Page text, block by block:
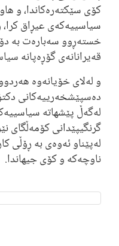
کۆی سێکتەرەکاندا، و
سیاسییەکەی عیڕاق
خستەڕوو سەبارەت بە
قەیرانانەی گۆڕەپانە
و لەلای خۆیانەوە
دەسپێشخەرییەکانی
لەگەڵ پێشهاتە
گرنگیپێدانی کۆمەڵگای
لەپێناو ئەوەی بە
ناوچەکە و کۆی جیهاندا.